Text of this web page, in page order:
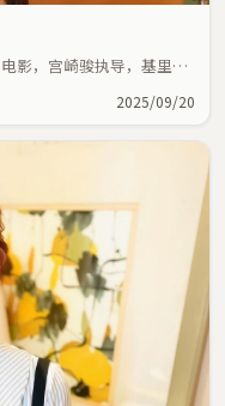
影，宫崎骏执导，基里安
2025/09/20